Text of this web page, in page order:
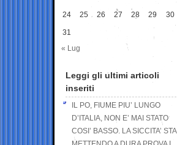
24 25 26 27 28 29 30
31
« Lug
Leggi gli ultimi articoli
inseriti
IL PO, FIUME PIU’ LUNGO
D’ITALIA, NON E’ MAI STATO
COSI’ BASSO. LA SICCITA’ STA